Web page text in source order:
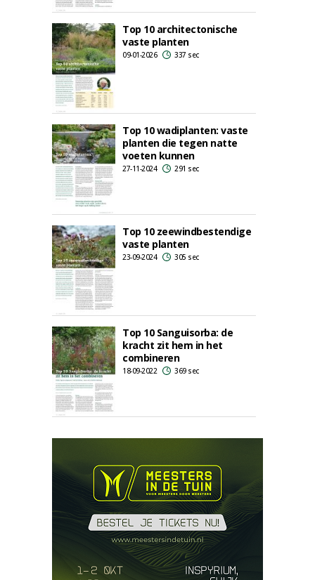
Top 10 architectonische
vaste planten
09-01-2026 337 sec
Top 10 wadiplanten: vaste
planten die tegen natte
voeten kunnen
27-11-2024 291 sec
Top 10 zeewindbestendige
vaste planten
23-09-2024 305 sec
Top 10 Sanguisorba: de
kracht zit hem in het
combineren
18-09-2022 369 sec